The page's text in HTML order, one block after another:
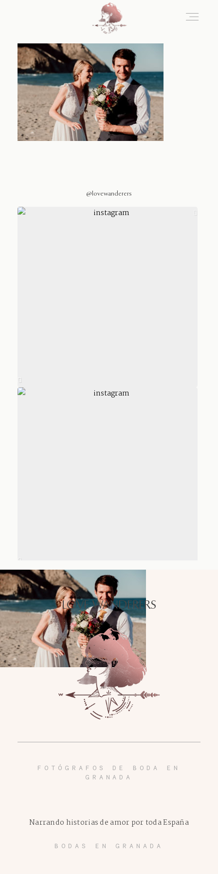
@lovewanderers
LOVE WANDERERS
FOTÓGRAFOS DE BODA EN
GRANADA
BODAS EN GRANADA
Narrando historias de amor por toda España
Home
Blog
Sobre Nosotros